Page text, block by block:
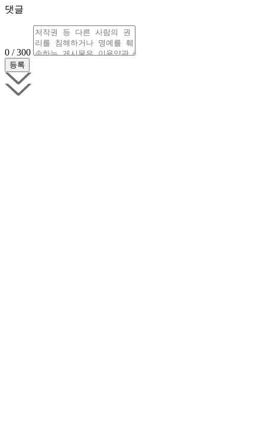
댓글
0 / 300